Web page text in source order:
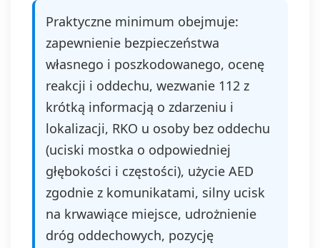
Praktyczne minimum obejmuje:
zapewnienie bezpieczeństwa
własnego i poszkodowanego, ocenę
reakcji i oddechu, wezwanie 112 z
krótką informacją o zdarzeniu i
lokalizacji, RKO u osoby bez oddechu
(uciski mostka o odpowiedniej
głębokości i częstości), użycie AED
zgodnie z komunikatami, silny ucisk
na krwawiące miejsce, udrożnienie
dróg oddechowych, pozycję